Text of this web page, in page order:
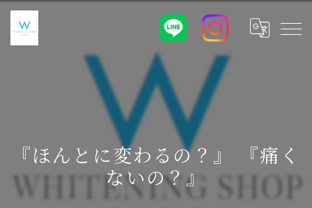
『ほんとに変わるの？』 『痛く
ないの？』